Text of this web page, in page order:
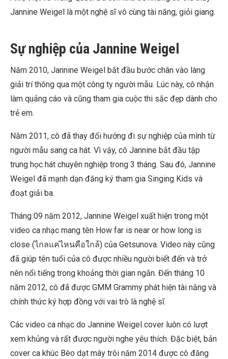
Jannine Weigel là một nghệ sĩ vô cùng tài năng, giỏi giang.
Sự nghiệp của Jannine Weigel
Năm 2010, Jannine Weigel bắt đầu bước chân vào làng
giải trí thông qua một công ty người mẫu. Lúc này, cô nhận
làm quảng cáo và cũng tham gia cuộc thi sắc đẹp dành cho
trẻ em.
Năm 2011, cô đã thay đổi hướng đi sự nghiệp của mình từ
người mẫu sang ca hát. Vì vậy, cô Jannine bắt đầu tập
trung học hát chuyên nghiệp trong 3 tháng. Sau đó, Jannine
Weigel đã mạnh dạn đăng ký tham gia Singing Kids và
đoạt giải ba.
Tháng 09 năm 2012, Jannine Weigel xuất hiện trong một
video ca nhạc mang tên How far is near or how long is
close (ไกลแค่ไหนคือใกล้) của Getsunova. Video này cũng
đã giúp tên tuổi của cô được nhiều người biết đến và trở
nên nổi tiếng trong khoảng thời gian ngắn. Đến tháng 10
năm 2012, cô đã được GMM Grammy phát hiện tài năng và
chính thức ký hợp đồng với vai trò là nghệ sĩ.
Các video ca nhạc do Jannine Weigel cover luôn có lượt
xem khủng và rất được người nghe yêu thích. Đặc biệt, bản
cover ca khúc Bèo dạt mây trôi năm 2014 được cô đăng